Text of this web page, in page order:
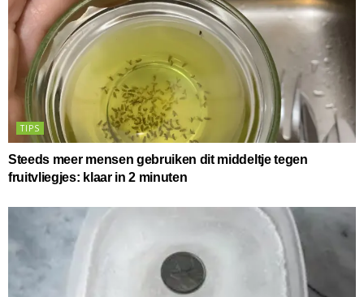
TIPS
Steeds meer mensen gebruiken dit middeltje tegen
fruitvliegjes: klaar in 2 minuten